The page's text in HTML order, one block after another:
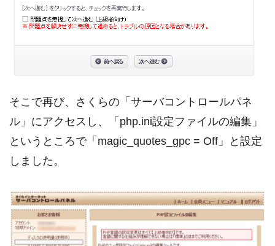
そこで再び、さくらの「サーバコントロールパネ
ル」にアクセスし、「php.ini設定ファイルの編集」
というところで「magic_quotes_gpc = Off」と設定
しました。